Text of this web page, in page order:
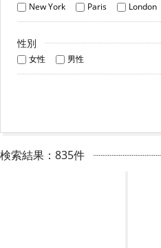
New York Paris London
性別
女性 男性
検索結果：835件